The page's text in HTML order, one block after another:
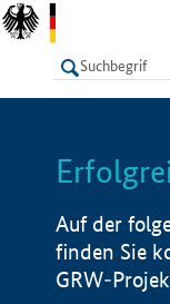
LISTE
Auf der
finden Sie
GRW-